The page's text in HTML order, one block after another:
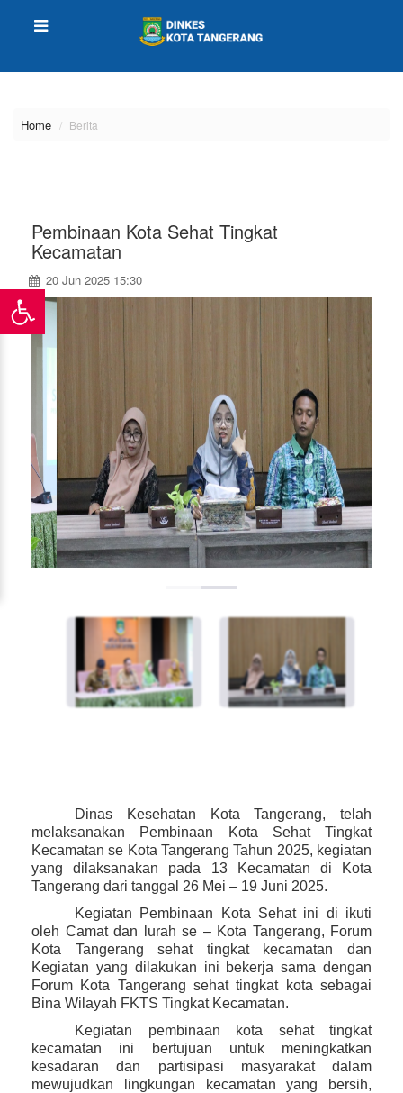
Home Berita
Pembinaan Kota Sehat Tingkat
Kecamatan
20 Jun 2025 15:30
Dinas Kesehatan Kota Tangerang, telah
melaksanakan Pembinaan Kota Sehat Tingkat
Kecamatan se Kota Tangerang Tahun 2025, kegiatan
yang dilaksanakan pada 13 Kecamatan di Kota
Tangerang dari tanggal 26 Mei – 19 Juni 2025.
Kegiatan Pembinaan Kota Sehat ini di ikuti
oleh Camat dan lurah se – Kota Tangerang, Forum
Kota Tangerang sehat tingkat kecamatan dan
Kegiatan yang dilakukan ini bekerja sama dengan
Forum Kota Tangerang sehat tingkat kota sebagai
Bina Wilayah FKTS Tingkat Kecamatan.
Kegiatan pembinaan kota sehat tingkat
kecamatan ini bertujuan untuk meningkatkan
kesadaran dan partisipasi masyarakat dalam
mewujudkan lingkungan kecamatan yang bersih,